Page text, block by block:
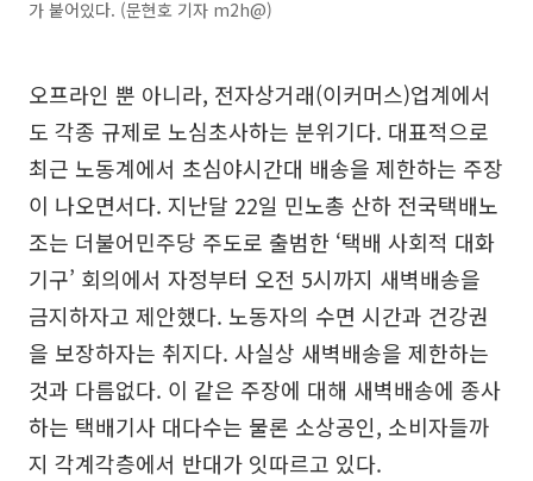
가 붙어있다. (문현호 기자 m2h@)
오프라인 뿐 아니라, 전자상거래(이커머스)업계에서
도 각종 규제로 노심초사하는 분위기다. 대표적으로
최근 노동계에서 초심야시간대 배송을 제한하는 주장
이 나오면서다. 지난달 22일 민노총 산하 전국택배노
조는 더불어민주당 주도로 출범한 ‘택배 사회적 대화
기구’ 회의에서 자정부터 오전 5시까지 새벽배송을
금지하자고 제안했다. 노동자의 수면 시간과 건강권
을 보장하자는 취지다. 사실상 새벽배송을 제한하는
것과 다름없다. 이 같은 주장에 대해 새벽배송에 종사
하는 택배기사 대다수는 물론 소상공인, 소비자들까
지 각계각층에서 반대가 잇따르고 있다.